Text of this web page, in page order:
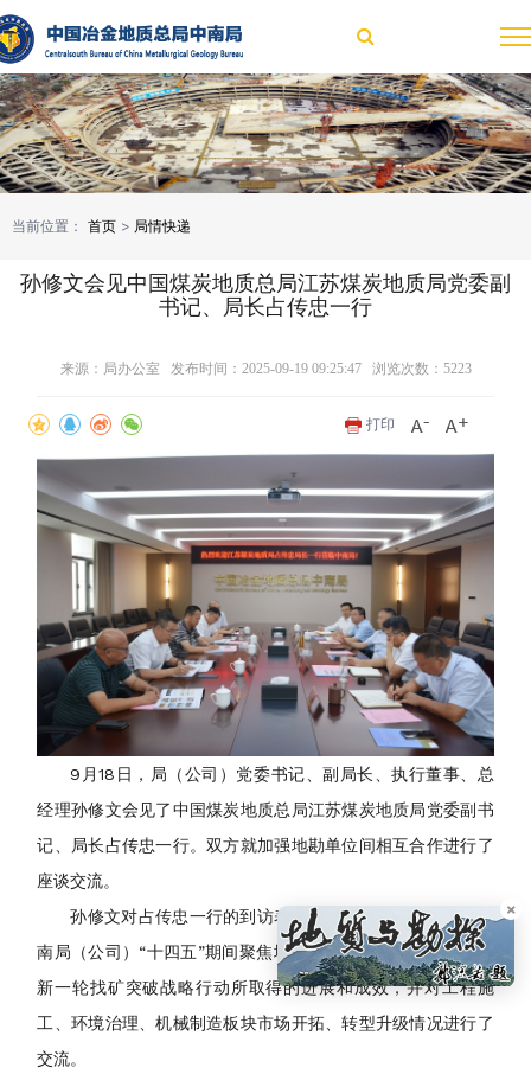
当前位置： 首页 > 局情快递
孙修文会见中国煤炭地质总局江苏煤炭地质局党委副
书记、局长占传忠一行
来源：局办公室 发布时间：2025-09-19 09:25:47 浏览次数： 5223
打印
9月18日，局（公司）党委书记、副局长、执行董事、总
经理孙修文会见了中国煤炭地质总局江苏煤炭地质局党委副书
记、局长占传忠一行。双方就加强地勘单位间相互合作进行了
座谈交流。
孙修文对占传忠一行的到访表示热烈欢迎，详细介绍了中
南局（公司）“十四五”期间聚焦地质找矿主责主业，积极融入
新一轮找矿突破战略行动所取得的进展和成效，并对工程施
工、环境治理、机械制造板块市场开拓、转型升级情况进行了
交流。
×